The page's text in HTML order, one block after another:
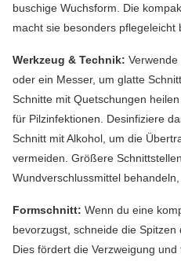
buschige Wuchsform. Die
macht sie besonders pflegeleicht
Werkzeug & Technik:
oder ein Messer, um glatte
Schnitte mit Quetschungen
für Pilzinfektionen. Desinfiziere
Schnitt mit Alkohol, um die
vermeiden. Größere
Wundverschlussmittel
Formschnitt: Wenn du eine
bevorzugst, schneide die
Dies fördert die Verzweigung